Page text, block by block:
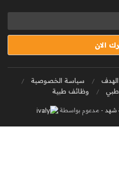
الهدف
سياسة الخصوصية
طبي وظائف طبية
شهد - مدعوم بواسطة